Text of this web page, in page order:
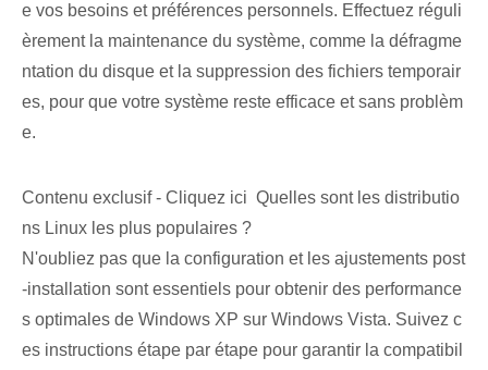
e vos besoins et préférences personnels. Effectuez réguli
èrement la maintenance du système, comme la défragme
ntation du disque et la suppression des fichiers temporair
es, pour que votre système reste efficace et sans problèm
e.
Contenu exclusif - Cliquez ici Quelles sont les distributio
ns Linux les plus populaires ?
N'oubliez pas que la configuration et les ajustements post
-installation sont essentiels pour obtenir des performance
s optimales de Windows XP sur Windows Vista. Suivez c
es instructions étape par étape pour garantir la compatibil